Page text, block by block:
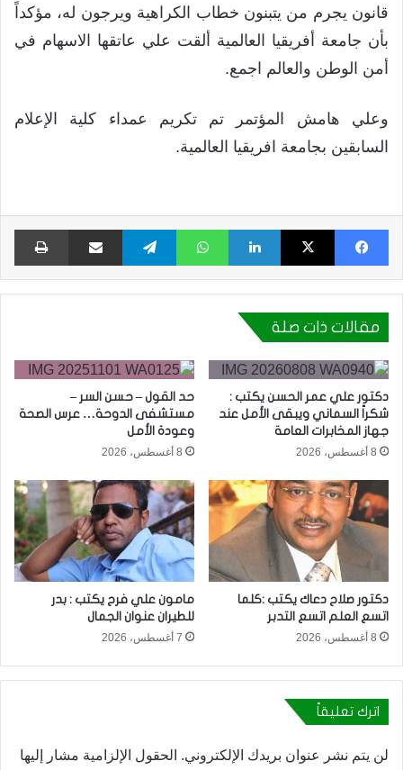
قانون يجرم من يتبنون خطاب الكراهية ويرجون له، مؤكداً
بأن جامعة أفريقيا العالمية ألقت علي عاتقها الاسهام في
أمن الوطن والعالم اجمع.
وعلي هامش المؤتمر تم تكريم عمداء كلية الإعلام
السابقين بجامعة افريقيا العالمية.
فيسبوك X لينكدإن واتساب تيلقرام مشاركة عبر البريد
مقالات ذات صلة
دكتور علي عمر الحسن يكتب :
شكراً السماني ويبقى الأمل عند
جهاز المخابرات العامة
8 أغسطس، 2026
حد القول – حسن السر –
مستشفى الدوحة… عرس الصحة
وعودة الأمل
8 أغسطس، 2026
دكتور صلاح دعاك يكتب :كلما
اتسع العلم اتسع التدبر
8 أغسطس، 2026
مامون علي فرح يكتب : بدر
للطيران عنوان الجمال
7 أغسطس، 2026
اترك تعليقاً
لن يتم نشر عنوان بريدك الإلكتروني. الحقول الإلزامية مشار إليها